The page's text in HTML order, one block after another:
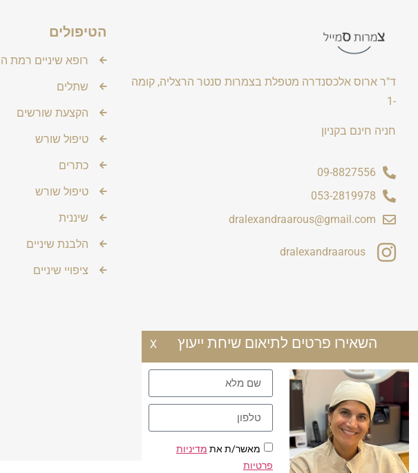
ד"ר ארוס אלכסנדרה מטפלת בצמרות סנטר הרצליה, קומה
-1
חניה חינם בקניון
09-8827556
053-2819978
dralexandraarous@gmail.com
dralexandraarous
הטיפולים
רופא שיניים רמת
שתלים
הקצעת שורשים
טיפול שורש
כתרים
טיפול שורש
שיננית
הלבנת שיניים
ציפויי שיניים
השאירו פרטים לתיאום שיחת ייעוץ X
מאשר/ת את מדיניות
פרטיות